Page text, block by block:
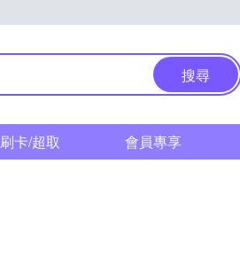
搜尋
刷卡/超取 會員專享